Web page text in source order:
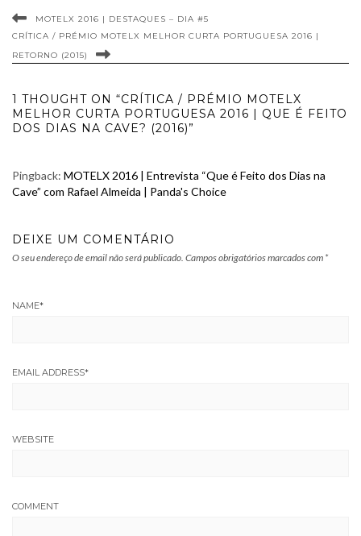
MOTELX 2016 | DESTAQUES – DIA #5
CRÍTICA / PRÉMIO MOTELX MELHOR CURTA PORTUGUESA 2016 |
RETORNO (2015)
1 THOUGHT ON “CRÍTICA / PRÉMIO MOTELX
MELHOR CURTA PORTUGUESA 2016 | QUE É FEITO
DOS DIAS NA CAVE? (2016)”
Pingback: MOTELX 2016 | Entrevista “Que é Feito dos Dias na
Cave” com Rafael Almeida | Panda's Choice
DEIXE UM COMENTÁRIO
O seu endereço de email não será publicado. Campos obrigatórios marcados com *
NAME*
EMAIL ADDRESS*
WEBSITE
COMMENT